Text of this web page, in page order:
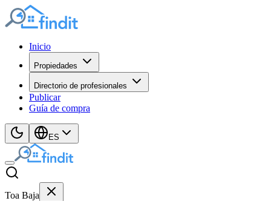
Inicio
Propiedades
Directorio de profesionales
Publicar
Guía de compra
ES
Toa Baja